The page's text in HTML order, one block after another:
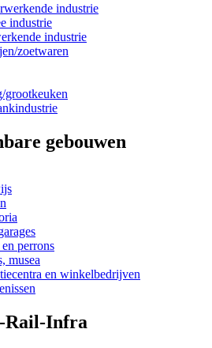
industrie
industrie
industrie
zoetwaren
grootkeuken
gebouwen
perrons
musea
en winkelbedrijven
Rail-Infra